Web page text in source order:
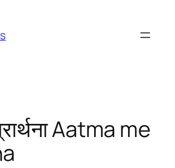
Aatma me